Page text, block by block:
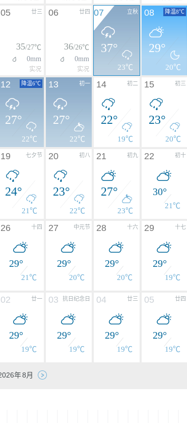
廿三
05
35/27℃
0mm
实况
廿四
06
36/26℃
0mm
实况
立秋
07
37°
23℃
降温8℃
08
29°
20℃
降温6℃
12
27°
22℃
初一
13
27°
22℃
初二
14
22°
19℃
初三
15
23°
20℃
七夕节
19
24°
21℃
初八
20
23°
22℃
初九
21
27°
23℃
初十
22
30°
21℃
十四
26
29°
21℃
中元节
27
29°
20℃
十六
28
29°
20℃
十七
29
29°
19℃
廿一
02
29°
19℃
抗日纪念日
03
29°
19℃
廿三
04
29°
19℃
廿四
05
29°
19℃